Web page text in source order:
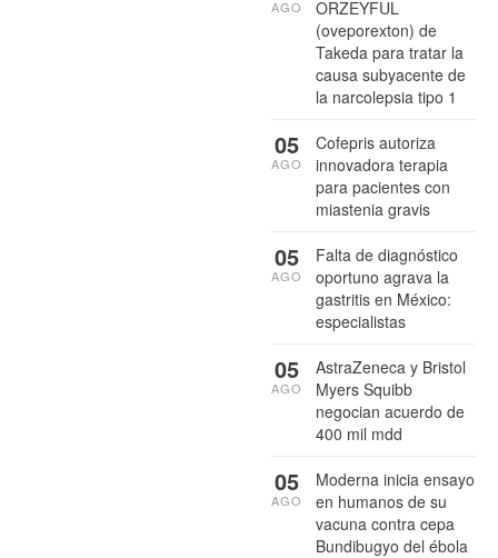
ORZEYFUL
(oveporexton) de
Takeda para tratar la
causa subyacente de
la narcolepsia tipo 1
AGO
Cofepris autoriza
innovadora terapia
para pacientes con
miastenia gravis
05
AGO
Falta de diagnóstico
oportuno agrava la
gastritis en México:
especialistas
05
AGO
AstraZeneca y Bristol
Myers Squibb
negocian acuerdo de
400 mil mdd
05
AGO
Moderna inicia ensayo
en humanos de su
vacuna contra cepa
Bundibugyo del ébola
05
AGO